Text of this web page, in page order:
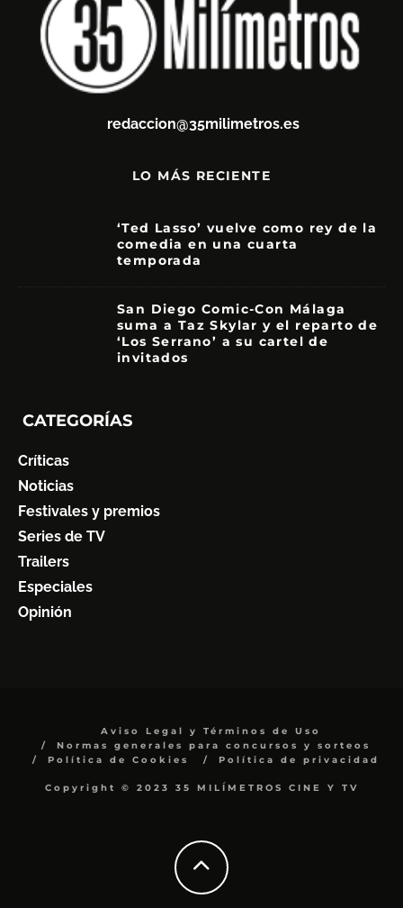
redaccion@35milimetros.es
LO MÁS RECIENTE
‘Ted Lasso’ vuelve como rey de la
comedia en una cuarta
temporada
San Diego Comic-Con Málaga
suma a Taz Skylar y el reparto de
‘Los Serrano’ a su cartel de
invitados
CATEGORÍAS
Críticas
Noticias
Festivales y premios
Series de TV
Trailers
Especiales
Opinión
Aviso Legal y Términos de Uso
Normas generales para concursos y sorteos
Política de Cookies
Política de privacidad
Copyright © 2023 35 MILÍMETROS CINE Y TV